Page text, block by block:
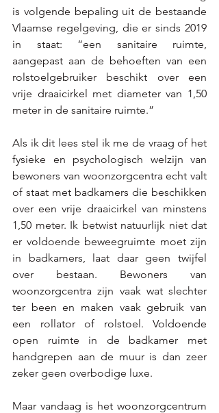
is volgende bepaling uit de bestaande
Vlaamse regelgeving, die er sinds 2019
in staat: “een sanitaire ruimte,
aangepast aan de behoeften van een
rolstoelgebruiker beschikt over een
vrije draaicirkel met diameter van 1,50
meter in de sanitaire ruimte.”
Als ik dit lees stel ik me de vraag of het
fysieke en psychologisch welzijn van
bewoners van woonzorgcentra echt valt
of staat met badkamers die beschikken
over een vrije draaicirkel van minstens
1,50 meter. Ik betwist natuurlijk niet dat
er voldoende beweegruimte moet zijn
in badkamers, laat daar geen twijfel
over bestaan. Bewoners van
woonzorgcentra zijn vaak wat slechter
ter been en maken vaak gebruik van
een rollator of rolstoel. Voldoende
open ruimte in de badkamer met
handgrepen aan de muur is dan zeer
zeker geen overbodige luxe.
Maar vandaag is het woonzorgcentrum